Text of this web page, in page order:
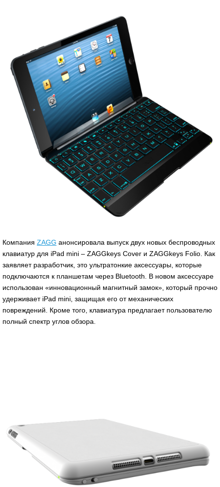
Компания ZAGG анонсировала выпуск двух новых беспроводных
клавиатур для iPad mini – ZAGGkeys Cover и ZAGGkeys Folio. Как
заявляет разработчик, это ультратонкие аксессуары, которые
подключаются к планшетам через Bluetooth. В новом аксессуаре
использован «инновационный магнитный замок», который прочно
удерживает iPad mini, защищая его от механических
повреждений. Кроме того, клавиатура предлагает пользователю
полный спектр углов обзора.